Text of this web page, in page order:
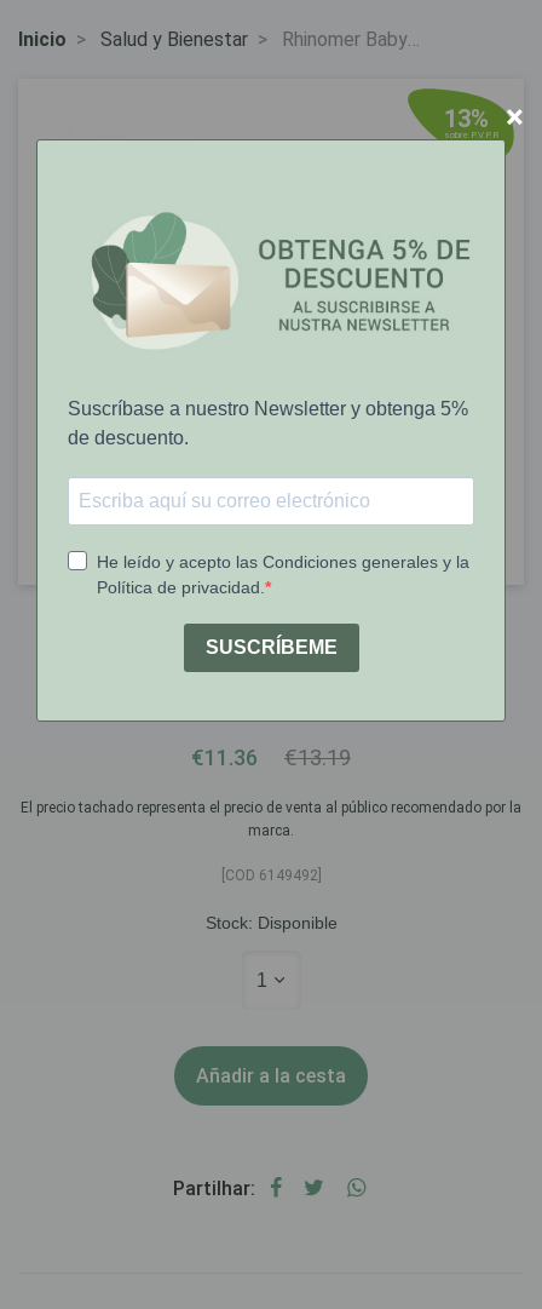
Inicio Salud y Bienestar
13%
sobre P.V.P.R
Rhinomer Baby Narhinel Aspirador
€11.36 €13.19
El precio tachado representa el precio de venta al público recomendado por la
marca.
[COD 6149492]
Stock: Disponible
1
Añadir a la cesta
Partilhar:
×